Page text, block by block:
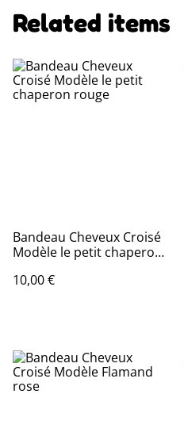
Related items
Bandeau Cheveux Croisé
Modèle le petit chaperon
10,00 €